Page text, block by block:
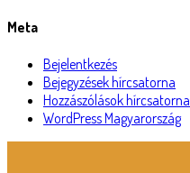
Meta
Bejelentkezés
Bejegyzések hírcsatorna
Hozzászólások hírcsatorna
WordPress Magyarország